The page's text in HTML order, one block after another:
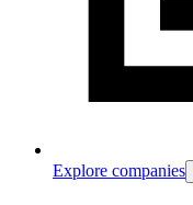
Explore companies